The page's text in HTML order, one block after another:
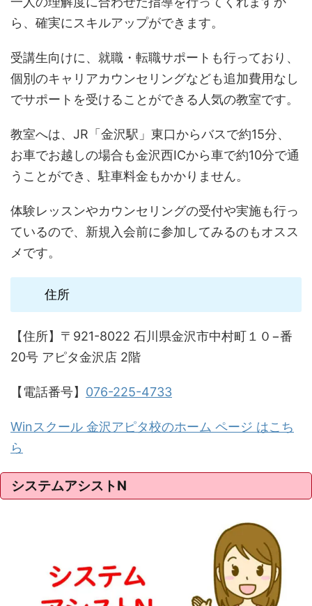
ら、確実にスキルアップができます。
受講生向けに、就職・転職サポートも行っており、
個別のキャリアカウンセリングなども追加費用なし
でサポートを受けることができる人気の教室です。
教室へは、JR「金沢駅」東口からバスで約15分、
お車でお越しの場合も金沢西ICから車で約10分で通
うことができ、駐車料金もかかりません。
体験レッスンやカウンセリングの受付や実施も行っ
ているので、新規入会前に参加してみるのもオスス
メです。
住所
【住所】〒921-8022 石川県金沢市中村町１０−番
20号 アピタ金沢店 2階
【電話番号】 076-225-4733
Winスクール 金沢アピタ校のホーム ページ はこち
ら
システムアシストN